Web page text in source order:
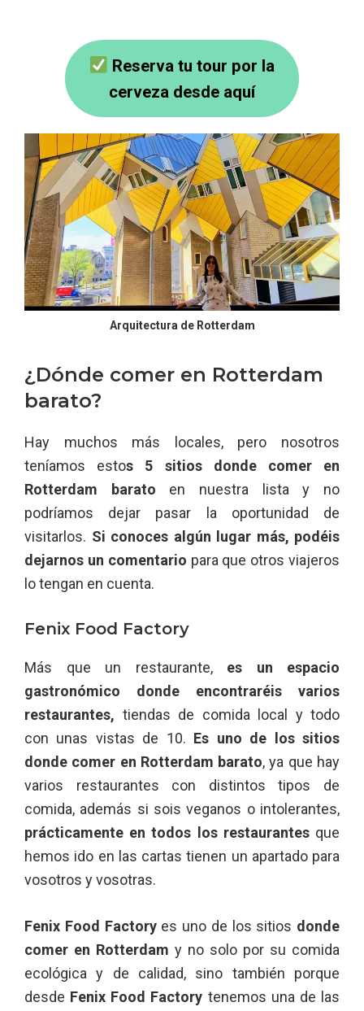
Reserva tu tour por la
cerveza desde aquí
Arquitectura de Rotterdam
¿Dónde comer en Rotterdam
barato?
Hay muchos más locales, pero nosotros
teníamos estos 5 sitios donde comer en
Rotterdam barato en nuestra lista y no
podríamos dejar pasar la oportunidad de
visitarlos. Si conoces algún lugar más, podéis
dejarnos un comentario para que otros viajeros
lo tengan en cuenta.
Fenix Food Factory
Más que un restaurante, es un espacio
gastronómico donde encontraréis varios
restaurantes, tiendas de comida local y todo
con unas vistas de 10. Es uno de los sitios
donde comer en Rotterdam barato, ya que hay
varios restaurantes con distintos tipos de
comida, además si sois veganos o intolerantes,
prácticamente en todos los restaurantesque
hemos ido en las cartas tienen un apartado para
vosotros y vosotras.
Fenix Food Factoryes uno de los sitios donde
comer en Rotterdam y no solo por su comida
ecológica y de calidad, sino también porque
desde Fenix Food Factory tenemos una de las